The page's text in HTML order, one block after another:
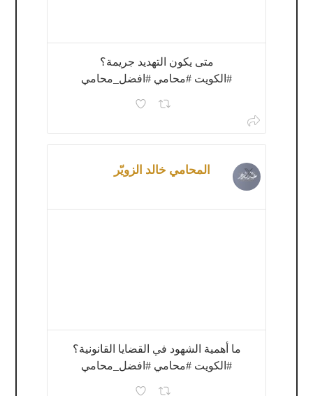
متى يكون التهديد جريمة؟
#الكويت #محامي #افضل_محامي
المحامي خالد الزويّر
ما أهمية الشهود في القضايا القانونية؟
#الكويت #محامي #افضل_محامي